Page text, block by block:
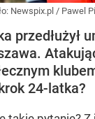
Newspix.pl / Pawel
przedłużył
24-latka?